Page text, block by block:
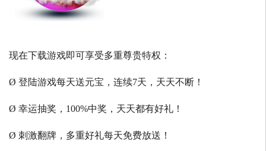
现在下载游戏即可享受多重尊贵特权：
Ø 登陆游戏每天送元宝，连续7天，天天不断！
Ø 幸运抽奖，100%中奖，天天都有好礼！
Ø 刺激翻牌，多重好礼每天免费放送！